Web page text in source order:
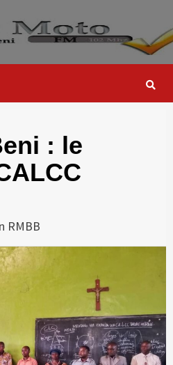
: le
RMBB